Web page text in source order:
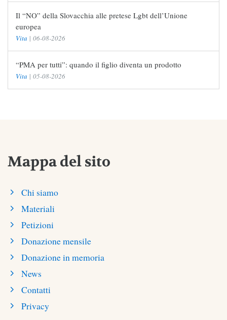
Il “NO” della Slovacchia alle pretese Lgbt dell’Unione
europea
Vita | 06-08-2026
“PMA per tutti”: quando il figlio diventa un prodotto
Vita | 05-08-2026
Mappa del sito
Chi siamo
Materiali
Petizioni
Donazione mensile
Donazione in memoria
News
Contatti
Privacy